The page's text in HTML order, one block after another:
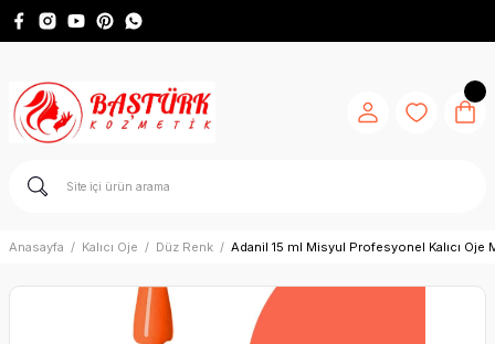
Anasayfa Kalıcı Oje Düz Renk Adanil 15 ml Misyul Profesyonel Kalıcı Oje